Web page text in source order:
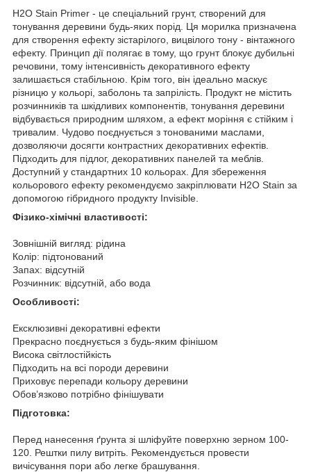
H2O Stain Primer - це спеціальний грунт, створений для
тонування деревини будь-яких порід. Ця морилка призначена
для створення ефекту зістарілого, вицвілого тону - вінтажного
ефекту. Принцип дії полягає в тому, що грунт блокує дубильні
речовини, тому інтенсивність декоративного ефекту
залишається стабільною. Крім того, він ідеально маскує
різницю у кольорі, заболонь та запрілість. Продукт не містить
розчинників та шкідливих компонентів, тонування деревини
відбувається природним шляхом, а ефект моріння є стійким і
тривалим. Чудово поєднується з тонованими маслами,
дозволяючи досягти контрастних декоративних ефектів.
Підходить для підлог, декоративних панелей та меблів.
Доступний у стандартних 10 кольорах. Для збереження
кольорового ефекту рекомендуємо закріплювати H2O Stain за
допомогою гібридного продукту Invisible.
Фізико-хімічні властивості:
Зовнішній вигляд: рідина
Колір: підтонований
Запах: відсутній
Розчинник: відсутній, або вода
Особливості:
Ексклюзивні декоративні ефекти
Прекрасно поєднується з будь-яким фінішом
Висока світлостійкість
Підходить на всі породи деревини
Приховує перепади кольору деревини
Обов’язково потрібно фінішувати
Підготовка:
Перед нанесення ґрунта зі шліфуйте поверхню зерном 100-
120. Рештки пилу витріть. Рекомендується провести
вичісування пори або легке брашування.